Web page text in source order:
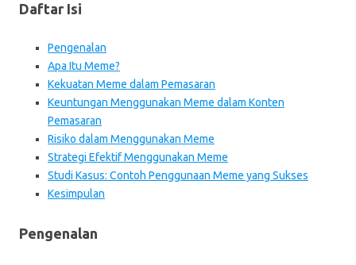
Daftar Isi
Pengenalan
Apa Itu Meme?
Kekuatan Meme dalam Pemasaran
Keuntungan Menggunakan Meme dalam Konten
Pemasaran
Risiko dalam Menggunakan Meme
Strategi Efektif Menggunakan Meme
Studi Kasus: Contoh Penggunaan Meme yang Sukses
Kesimpulan
Pengenalan